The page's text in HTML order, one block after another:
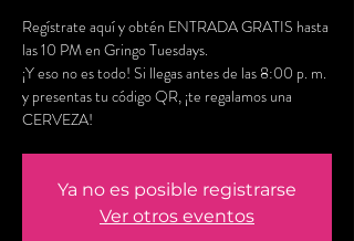
Regístrate aquí y obtén ENTRADA GRATIS hasta
las 10 PM en Gringo Tuesdays.
¡Y eso no es todo! Si llegas antes de las 8:00 p. m.
y presentas tu código QR, ¡te regalamos una
CERVEZA!
Ya no es posible registrarse
Ver otros eventos